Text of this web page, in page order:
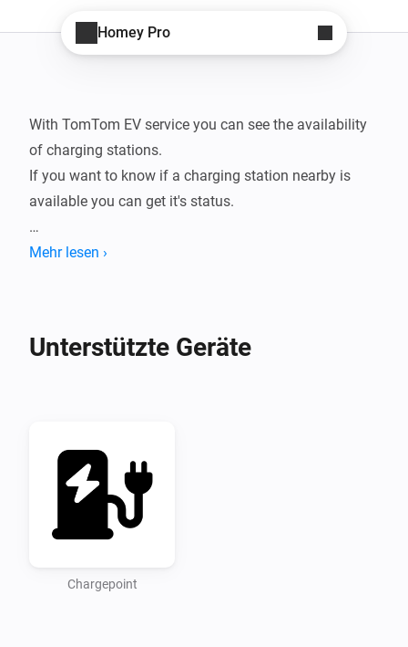
Homey Pro
With TomTom EV service you can see the availability
of charging stations.
If you want to know if a charging station nearby is
available you can get it's status.
Current features:
Mehr lesen ›
Unterstützte Geräte
Chargepoint